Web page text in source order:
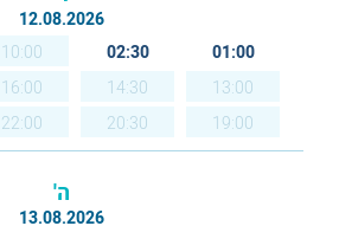
12.08.2026
01:00
02:30
10:00
13:00
14:30
16:00
19:00
20:30
22:00
ה'
13.08.2026